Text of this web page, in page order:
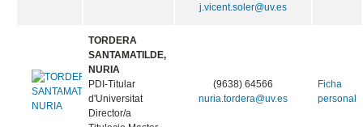
j.vicent.soler@uv.es
TORDERA
SANTAMATILDE,
NURIA
PDI-Titular
d'Universitat
Director/a
(9638) 64566
nuria.tordera@uv.es
Ficha
personal